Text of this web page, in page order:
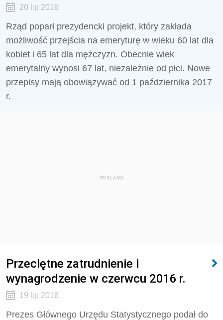
20 lip 2016
Rząd poparł prezydencki projekt, który zakłada
możliwość przejścia na emeryturę w wieku 60 lat dla
kobiet i 65 lat dla mężczyzn. Obecnie wiek
emerytalny wynosi 67 lat, niezależnie od płci. Nowe
przepisy mają obowiązywać od 1 października 2017
r.
REKLAMA
Przeciętne zatrudnienie i
wynagrodzenie w czerwcu 2016 r.
19 lip 2016
Prezes Głównego Urzędu Statystycznego podał do